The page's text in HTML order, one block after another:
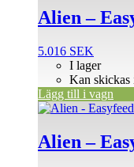
Alien –
5.016 SEK
I lager
Kan skickas
Lägg till i vagn
Alien –